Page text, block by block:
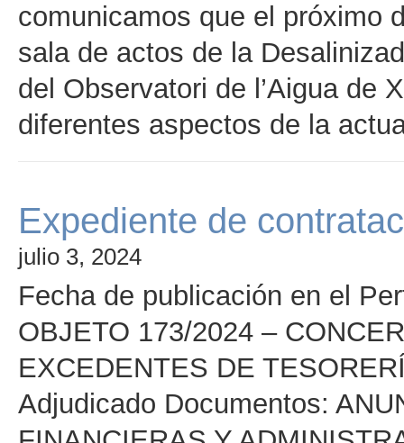
comunicamos que el próximo
sala de actos de la
del Observatori de l’Aigua de
diferentes aspectos de la
Expediente de
julio 3, 2024
Fecha de publicación en el
OBJETO 173/2024 –
EXCEDENTES DE
Adjudicado Documentos: